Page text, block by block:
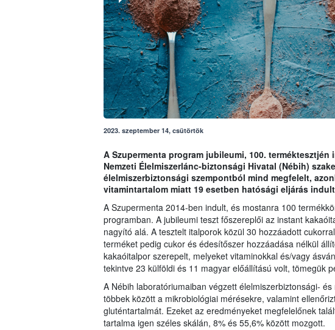
2023. szeptember 14, csütörtök
A Szupermenta program jubileumi, 100.
Nemzeti Élelmiszerlánc-biztonsági Hivatal (Nébih)
élelmiszerbiztonsági szempontból mind megfelelt,
vitamintartalom miatt 19 esetben hatósági eljárás
A Szupermenta 2014-ben indult, és mostanra 100
programban. A jubileumi teszt főszereplői az instant
nagyító alá. A tesztelt italporok közül 30 hozzáadott
terméket pedig cukor és édesítőszer hozzáadása nélkül
kakaóitalpor szerepelt, melyeket vitaminokkal és/vagy
tekintve 23 külföldi és 11 magyar előállítású volt, tömegük
A Nébih laboratóriumaiban végzett élelmiszerbiztonsági-
többek között a mikrobiológiai mérésekre, valamint
gluténtartalmát. Ezeket az eredményeket megfelelőnek
tartalma igen széles skálán, 8% és 55,6% között mozgott.